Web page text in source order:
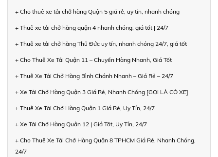
+ Cho thuê xe tải chở hàng Quận 5 giá rẻ, uy tín, nhanh chóng
+ Thuê xe tải chở hàng quận 4 nhanh chóng, giá tốt | 24/7
+ Thuê xe tải chở hàng Thủ Đức uy tín, nhanh chóng 24/7, giá tốt
+ Cho Thuê Xe Tải Quận 11 – Chuyển Hàng Nhanh, Giá Tốt
+ Thuê Xe Tải Chở Hàng Bình Chánh Nhanh – Giá Rẻ – 24/7
+ Xe Tải Chở Hàng Quận 3 Giá Rẻ, Nhanh Chóng [GỌI LÀ CÓ XE]
+ Thuê Xe Tải Chở Hàng Quận 1 Giá Rẻ, Uy Tín, 24/7
+ Xe Tải Chở Hàng Quận 12 | Giá Tốt, Uy Tín, 24/7
+ Cho Thuê Xe Tải Chở Hàng Quận 8 TPHCM Giá Rẻ, Nhanh Chóng,
24/7